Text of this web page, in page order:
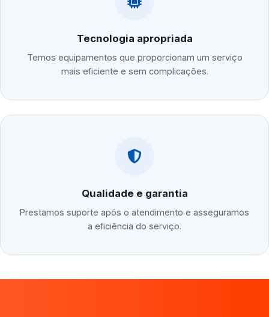
Tecnologia apropriada
Temos equipamentos que proporcionam um serviço
mais eficiente e sem complicações.
Qualidade e garantia
Prestamos suporte após o atendimento e asseguramos
a eficiência do serviço.